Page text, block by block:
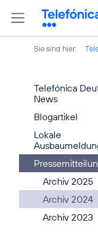
Sie sind hier:
Telefónica
News
Blogartikel
Lokale
Archiv 2025
Archiv 2024
Archiv 2023